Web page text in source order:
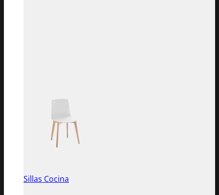
Sillas Cocina